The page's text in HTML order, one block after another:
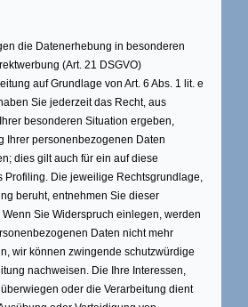
die Datenerhebung in besonderen
(Art. 21 DSGVO)
auf Grundlage von Art. 6 Abs. 1 lit. e
Sie jederzeit das Recht, aus
besonderen Situation ergeben,
Ihrer personenbezogenen Daten
dies gilt auch für ein auf diese
Profiling. Die jeweilige Rechtsgrundlage,
beruht, entnehmen Sie dieser
Sie Widerspruch einlegen, werden
Daten nicht mehr
wir können zwingende schutzwürdige
nachweisen. Die Ihre Interessen,
oder die Verarbeitung dient